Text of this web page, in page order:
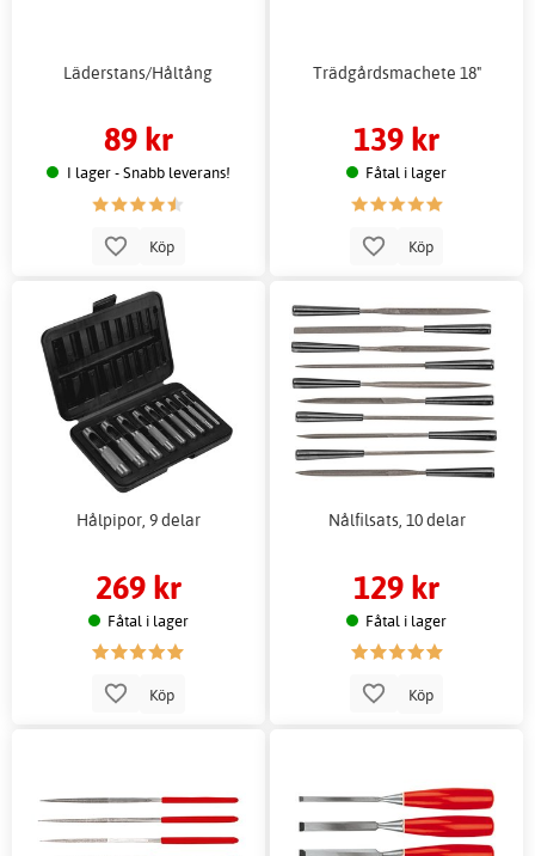
Läderstans/Håltång
89 kr
I lager - Snabb leverans!
Köp
Trädgårdsmachete 18"
139 kr
Fåtal i lager
Köp
Hålpipor, 9 delar
269 kr
Fåtal i lager
Köp
Nålfilsats, 10 delar
129 kr
Fåtal i lager
Köp